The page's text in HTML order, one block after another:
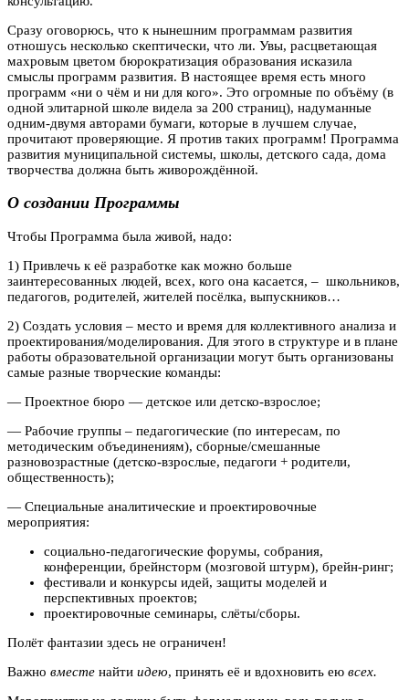
Сразу оговорюсь, что к нынешним программам развития
отношусь несколько скептически, что ли. Увы, расцветающая
махровым цветом бюрократизация образования исказила
смыслы программ развития. В настоящее время есть много
программ «ни о чём и ни для кого». Это огромные по объёму (в
одной элитарной школе видела за 200 страниц), надуманные
одним-двумя авторами бумаги, которые в лучшем случае,
прочитают проверяющие. Я против таких программ! Программа
развития муниципальной системы, школы, детского сада, дома
творчества должна быть живорождённой.
О создании Программы
Чтобы Программа была живой, надо:
1) Привлечь к её разработке как можно больше
заинтересованных людей, всех, кого она касается, – школьников,
педагогов, родителей, жителей посёлка, выпускников…
2) Создать условия – место и время для коллективного анализа и
проектирования/моделирования. Для этого в структуре и в плане
работы образовательной организации могут быть организованы
самые разные творческие команды:
— Проектное бюро — детское или детско-взрослое;
— Рабочие группы – педагогические (по интересам, по
методическим объединениям), сборные/смешанные
разновозрастные (детско-взрослые, педагоги + родители,
общественность);
— Специальные аналитические и проектировочные
мероприятия:
социально-педагогические форумы, собрания,
конференции, брейнсторм (мозговой штурм), брейн-ринг;
фестивали и конкурсы идей, защиты моделей и
перспективных проектов;
проектировочные семинары, слёты/сборы.
Полёт фантазии здесь не ограничен!
Важно вместе найти идею, принять её и вдохновить ею всех.